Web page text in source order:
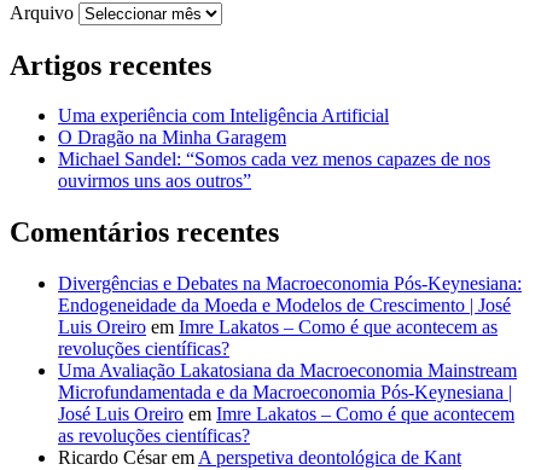
Arquivo
Artigos recentes
Uma experiência com Inteligência Artificial
O Dragão na Minha Garagem
Michael Sandel: “Somos cada vez menos capazes de nos
ouvirmos uns aos outros”
Comentários recentes
Divergências e Debates na Macroeconomia Pós-Keynesiana:
Endogeneidade da Moeda e Modelos de Crescimento | José
Luis Oreiro em Imre Lakatos – Como é que acontecem as
revoluções científicas?
Uma Avaliação Lakatosiana da Macroeconomia Mainstream
Microfundamentada e da Macroeconomia Pós-Keynesiana |
José Luis Oreiro em Imre Lakatos – Como é que acontecem
as revoluções científicas?
Ricardo Césarem A perspetiva deontológica de Kant